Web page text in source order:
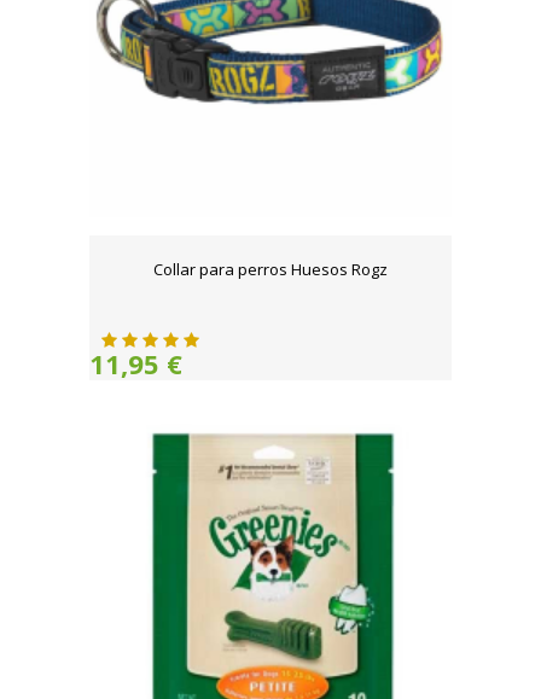
Collar para perros Huesos Rogz
11,95 €